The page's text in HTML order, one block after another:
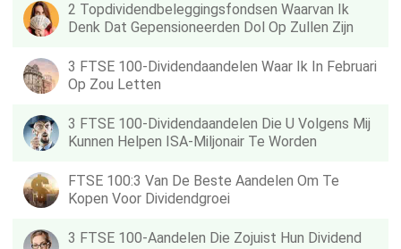
2 Topdividendbeleggingsfondsen Waarvan Ik
Denk Dat Gepensioneerden Dol Op Zullen Zijn
3 FTSE 100-Dividendaandelen Waar Ik In Februari
Op Zou Letten
3 FTSE 100-Dividendaandelen Die U Volgens Mij
Kunnen Helpen ISA-Miljonair Te Worden
FTSE 100:3 Van De Beste Aandelen Om Te
Kopen Voor Dividendgroei
3 FTSE 100-Aandelen Die Zojuist Hun Dividend